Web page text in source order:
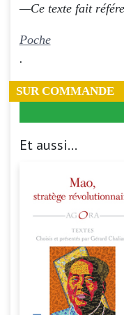
—Ce texte fait
Poche
.
SUR COMMANDE
Et aussi...